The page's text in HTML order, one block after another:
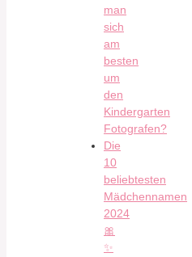
man
sich
am
besten
um
den
Kindergarten
Fotografen?
Die
10
beliebtesten
Mädchennamen
2024
🎀
✨